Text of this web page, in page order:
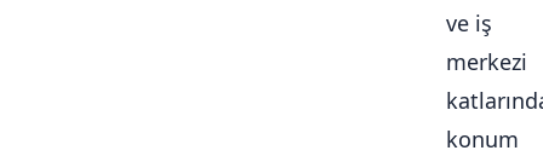
ve iş
merkezi
konum